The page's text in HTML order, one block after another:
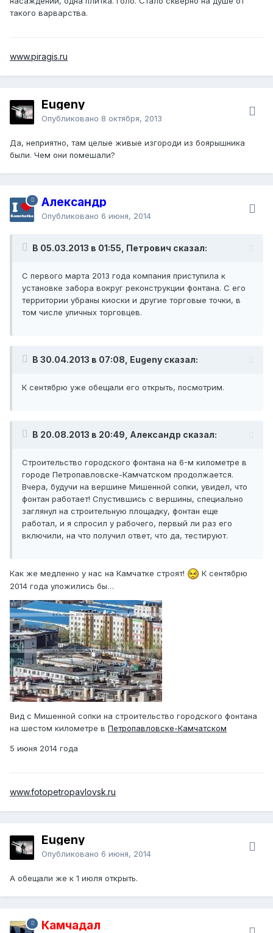
такого варварства.
www.piragis.ru
Eugeny
Опубликовано 8 октября, 2013
Да, неприятно, там целые живые изгороди из боярышника
были. Чем они помешали?
Александр
Опубликовано 6 июня, 2014
В 05.03.2013 в 01:55, Петрович сказал:
С первого марта 2013 года компания приступила к
установке забора вокруг реконструкции фонтана. С его
территории убраны киоски и другие торговые точки, в
том числе уличных торговцев.
В 30.04.2013 в 07:08, Eugeny сказал:
К сентябрю уже обещали его открыть, посмотрим.
В 20.08.2013 в 20:49, Александр сказал:
Строительство городского фонтана на 6-м километре в
городе Петропавловске-Камчатском продолжается.
Вчера, будучи на вершине Мишенной сопки, увидел, что
фонтан работает! Спустившись с вершины, специально
заглянул на строительную площадку, фонтан еще
работал, и я спросил у рабочего, первый ли раз его
включили, на что получил ответ, что да, тестируют.
Как же медленно у нас на Камчатке строят!
К сентябрю
2014 года уложились бы…
Вид с Мишенной сопки на строительство городского фонтана
на шестом километре в Петропавловске-Камчатском
5 июня 2014 года
www.fotopetropavlovsk.ru
Eugeny
Опубликовано 6 июня, 2014
А обещали же к 1 июля открыть.
Камчадал